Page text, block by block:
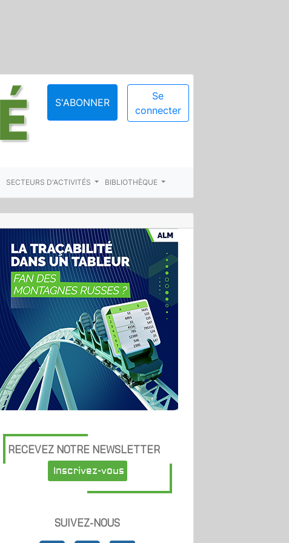
S'ABONNER
Se
connecter
SECTEURS D'ACTIVITÉS BIBLIOTHÈQUE
RECEVEZ NOTRE NEWSLETTER
Inscrivez-vous
SUIVEZ-NOUS